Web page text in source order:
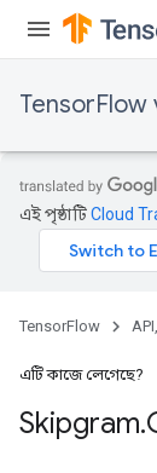
TensorFlow
এই পৃষ্ঠাটিCloud
TensorFlow
এটি কাজে লেগেছে?
Skipgram.